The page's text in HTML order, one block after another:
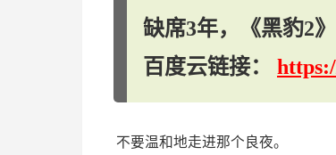
缺席3年，《黑豹2
百度云链接：
不要温和地走进那个良夜。